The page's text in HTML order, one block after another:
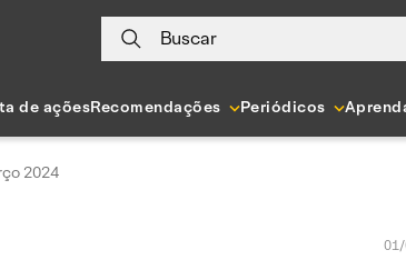
Buscar
de açõesRecomendações Periódicos
2024
01/